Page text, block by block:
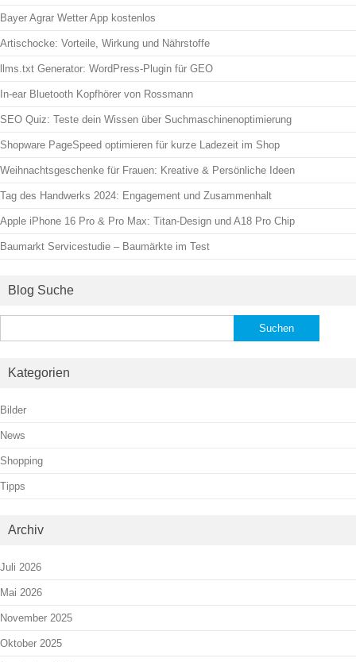
Bayer Agrar Wetter App kostenlos
Artischocke: Vorteile, Wirkung und Nährstoffe
llms.txt Generator: WordPress-Plugin für GEO
In-ear Bluetooth Kopfhörer von Rossmann
SEO Quiz: Teste dein Wissen über Suchmaschinenoptimierung
Shopware PageSpeed optimieren für kurze Ladezeit im Shop
Weihnachtsgeschenke für Frauen: Kreative & Persönliche Ideen
Tag des Handwerks 2024: Engagement und Zusammenhalt
Apple iPhone 16 Pro & Pro Max: Titan-Design und A18 Pro Chip
Baumarkt Servicestudie – Baumärkte im Test
Blog Suche
nach:
Kategorien
Bilder
News
Shopping
Tipps
Archiv
Juli 2026
Mai 2026
November 2025
Oktober 2025